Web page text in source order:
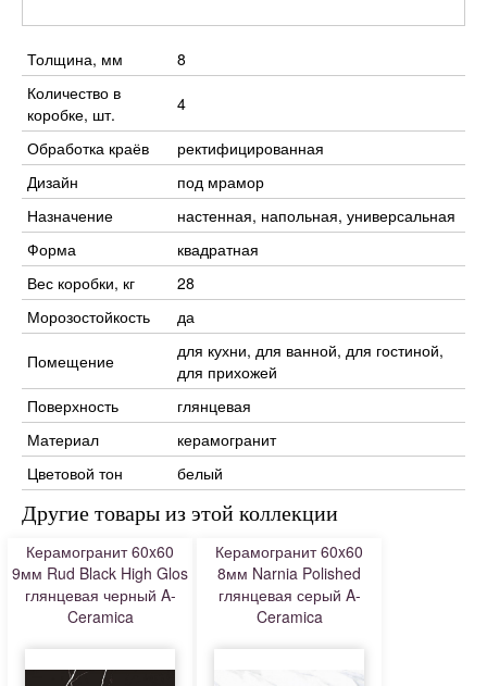
Толщина, мм
8
Количество в
коробке, шт.
4
Обработка краёв
ректифицированная
Дизайн
под мрамор
Назначение
настенная, напольная, универсальная
Форма
квадратная
Вес коробки, кг
28
Морозостойкость
да
Помещение
для кухни, для ванной, для гостиной,
для прихожей
Поверхность
глянцевая
Материал
керамогранит
Цветовой тон
белый
Другие товары из этой коллекции
Керамогранит 60x60
9мм Rud Black High Glos
глянцевая черный A-
Ceramica
Керамогранит 60x60
8мм Narnia Polished
глянцевая серый A-
Ceramica